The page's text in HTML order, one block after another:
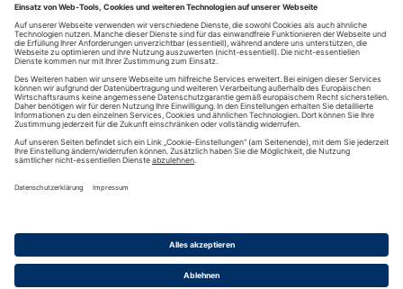
GlobalGuest
Wein-Plus News
Gastronomie Geflüster, Ihre Zeitung für die Gastronomie
Liebes Magazin Dein Blog über Liebe und Partnerschaft
Datenschutzinformationen·Cookie-Einstellungen·Impressum · AGB
& Nutzungsbedingungen·Partnerprogramme